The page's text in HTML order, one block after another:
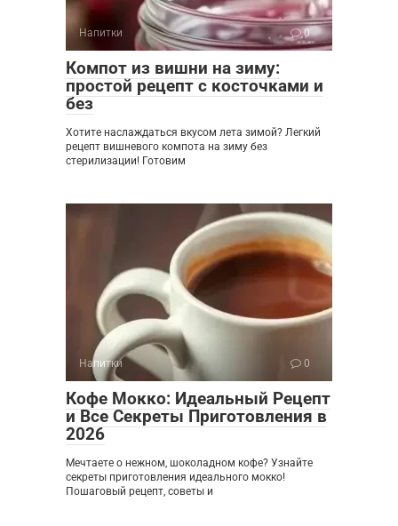
Напитки 0
Компот из вишни на зиму:
простой рецепт с косточками и
без
Хотите наслаждаться вкусом лета зимой? Легкий
рецепт вишневого компота на зиму без
стерилизации! Готовим
Напитки 0
Кофе Мокко: Идеальный Рецепт
и Все Секреты Приготовления в
2026
Мечтаете о нежном, шоколадном кофе? Узнайте
секреты приготовления идеального мокко!
Пошаговый рецепт, советы и